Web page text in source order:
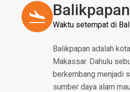
Balikpapan
Waktu setempat di
Balikpapan adalah
Makassar. Dahulu
berkembang menjadi
sumber daya alam